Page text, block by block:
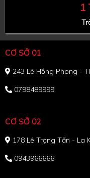
1
CƠ SỞ 01
243 Lê Hồng Phong -
0798489999
CƠ SỞ 02
178 Lê Trọng Tấn - La
0943966666